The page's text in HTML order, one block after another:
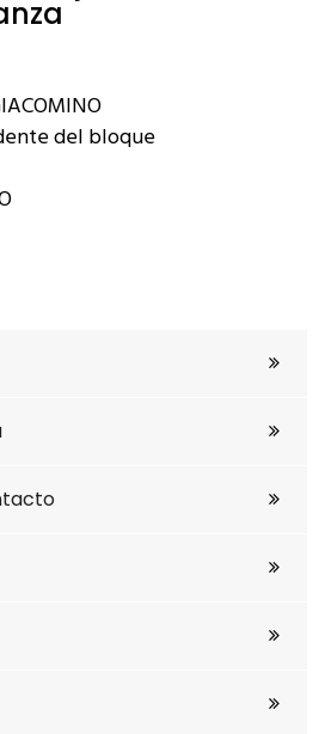
del bloque